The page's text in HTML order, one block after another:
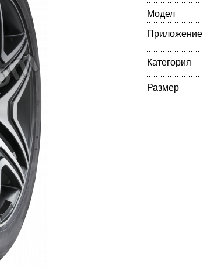
Модел
Приложение
Категория
Размер